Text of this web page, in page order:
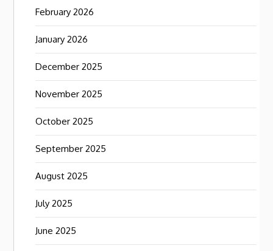
February 2026
January 2026
December 2025
November 2025
October 2025
September 2025
August 2025
July 2025
June 2025